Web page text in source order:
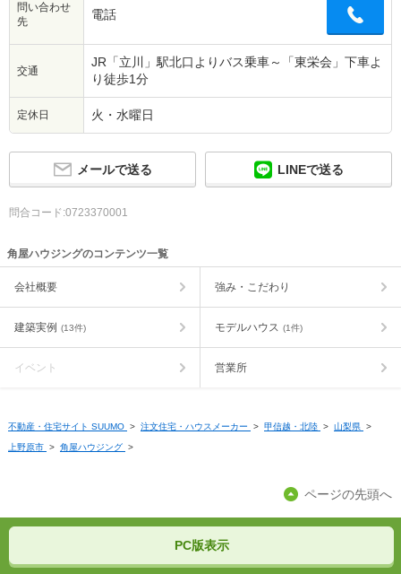
問い合わせ
先
電話
交通
JR「立川」駅北口よりバス乗車～「東栄会」下車よ
り徒歩1分
定休日 火・水曜日
メールで送る LINEで送る
問合コード:0723370001
角屋ハウジングのコンテンツ一覧
会社概要 強み・こだわり
建築実例 (13件) モデルハウス (1件)
イベント 営業所
不動産・住宅サイト SUUMO > 注文住宅・ハウスメーカー > 甲信越・北陸 > 山梨県 >
上野原市 > 角屋ハウジング >
ページの先頭へ
PC版表示